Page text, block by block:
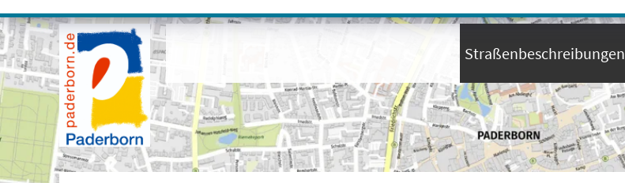
Visuelle
Assistenzsoftware
öffnen.
Mit
der
Tastatur
erreichbar
über
+
Straßenbeschreibungen